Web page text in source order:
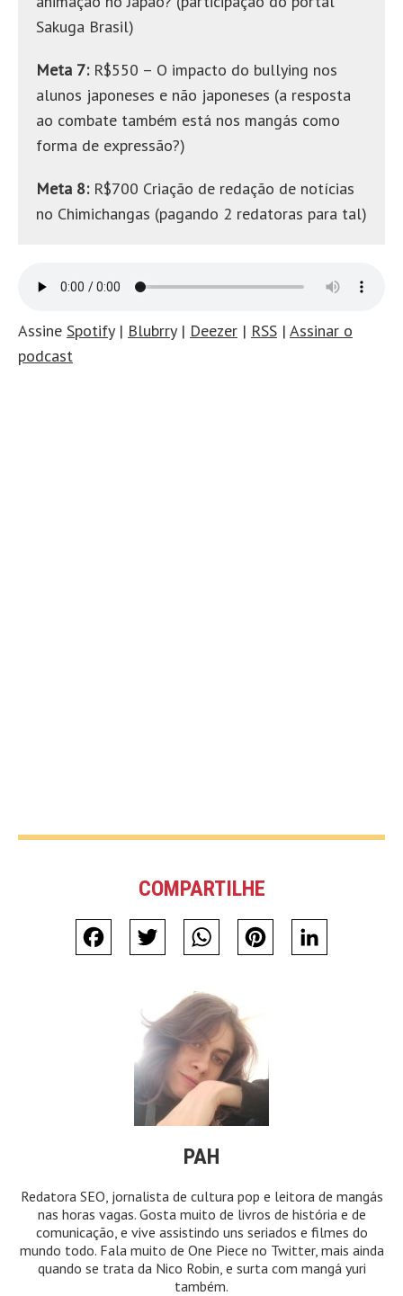
Sakuga Brasil)
Meta 7:R$550 – O impacto do bullying nos
alunos japoneses e não japoneses (a resposta
ao combate também está nos mangás como
forma de expressão?)
Meta 8:R$700 Criação de redação de notícias
no Chimichangas (pagando 2 redatoras para tal)
Assine Spotify| Blubrry| Deezer | RSS | Assinar o
podcast
COMPARTILHE
FacebookTwitter WhatsAppPinterestLinkedIn
PAH
Redatora SEO, jornalista de cultura pop e leitora de mangás
nas horas vagas. Gosta muito de livros de história e de
comunicação, e vive assistindo uns seriados e filmes do
mundo todo. Fala muito de One Piece no Twitter, mais ainda
quando se trata da Nico Robin, e surta com mangá yuri
também.